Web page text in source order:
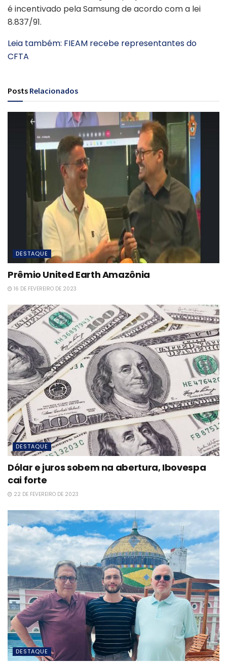
é incentivado pela Samsung de acordo com a lei
8.837/91.
Leia também: FIEAM recebe representantes do
CFTA
Posts Relacionados
DESTAQUE
Prêmio United Earth Amazônia
16 DE FEVEREIRO DE 2023
DESTAQUE
Dólar e juros sobem na abertura, Ibovespa
cai forte
22 DE FEVEREIRO DE 2023
DESTAQUE